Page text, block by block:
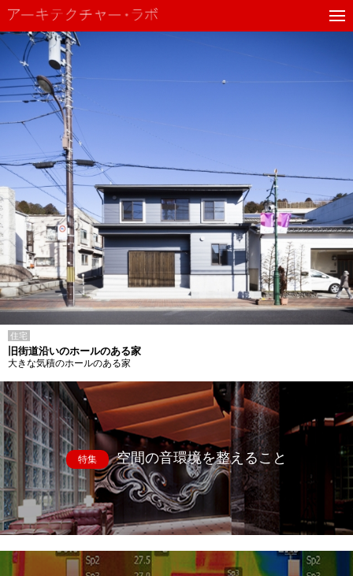
住宅
旧街道沿いのホールのある家
大きな気積のホールのある家
特集 空間の音環境を整えること